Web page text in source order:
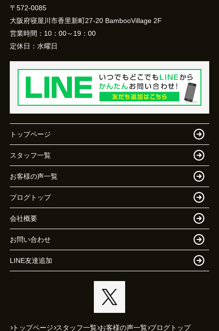
〒572-0085
大阪府寝屋川市香里新町27-20 BambooVillage 2F
営業時間： 10：00～19：00
定休日： 水曜日
トップページ
スタッフ一覧
お客様の声一覧
ブログトップ
会社概要
お問い合わせ
LINE友達追加
トップページ スタッフ一覧 お客様の声一覧 ブログトップ